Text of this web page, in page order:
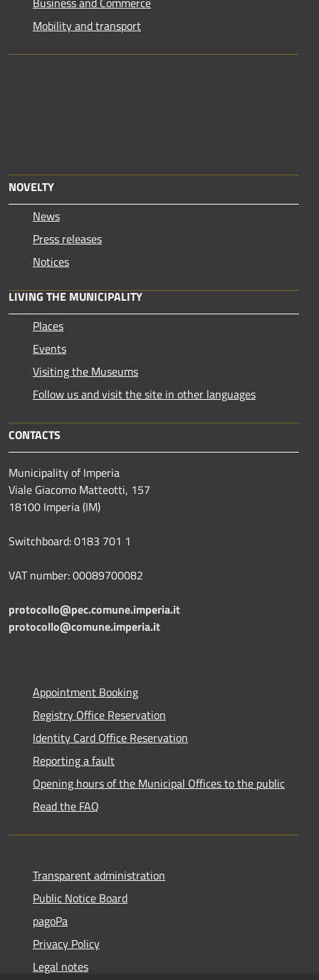
Mobility and transport
NOVELTY
News
Press releases
Notices
LIVING THE MUNICIPALITY
Places
Events
Visiting the Museums
Follow us and visit the site in other languages
CONTACTS
Municipality of Imperia
Viale Giacomo Matteotti, 157
18100 Imperia (IM)
Switchboard: 0183 701 1
VAT number: 00089700082
protocollo@pec.comune.imperia.it
protocollo@comune.imperia.it
Appointment Booking
Registry Office Reservation
Identity Card Office Reservation
Reporting a fault
Opening hours of the Municipal Offices to the public
Read the FAQ
Transparent administration
Public Notice Board
pagoPa
Privacy Policy
Legal notes